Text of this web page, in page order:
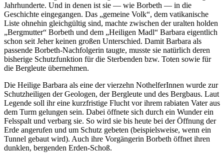
Jahrhunderte. Und in denen ist sie — wie Borbeth — in die
Geschichte eingegangen. Das „gemeine Volk“, dem vatikanische
Liste ohnehin gleichgültig sind, machte zwischen der uralten holden
„Bergmutter“ Borbeth und dem „Heiligen Madl“ Barbara eigentlich
schon seit Jeher keinen großen Unterschied. Damit Barbara als
passende Borbeth-Nachfolgerin taugte, musste sie natürlich deren
bisherige Schutzfunktion für die Sterbenden bzw. Toten sowie für
die Bergleute übernehmen.
Die Heilige Barbara als eine der vierzehn NothelferInnen wurde zur
Schutzheiligen der Geologen, der Bergleute und des Bergbaus. Laut
Legende soll ihr eine kurzfristige Flucht vor ihrem rabiaten Vater aus
dem Turm gelungen sein. Dabei öffnete sich durch ein Wunder ein
Felsspalt und verbarg sie. So wird sie bis heute bei der Öffnung der
Erde angerufen und um Schutz gebeten (beispielsweise, wenn ein
Tunnel gebaut wird). Auch ihre Vorgängerin Borbeth öffnet ihren
dunklen, bergenden Erden-Schoß.